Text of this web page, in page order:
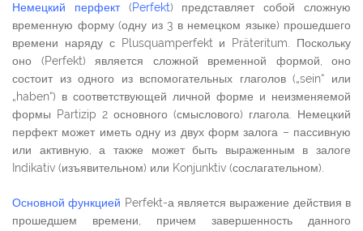
Немецкий перфект(Perfekt) представляет собой сложную
временную форму (одну из 3 в немецком языке) прошедшего
времени наряду с Plusquamperfekt и Präteritum. Поскольку
оно (Perfekt) является сложной временной формой, оно
состоит из одного из вспомогательных глаголов („sein“ или
„haben“) в соответствующей личной форме и неизменяемой
формы Partizip 2 основного (смыслового) глагола. Немецкий
перфект может иметь одну из двух форм залога – пассивную
или активную, а также может быть выраженным в залоге
Indikativ (изъявительном) или Konjunktiv (сослагательном).
Основной функцией Perfekt-а является выражение действия в
прошедшем времени, причем завершенность данного